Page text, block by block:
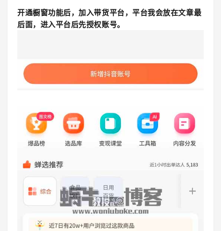
开通橱窗功能后，加入带货平台，平台我会放在文章最
后面，进入平台后先授权账号。